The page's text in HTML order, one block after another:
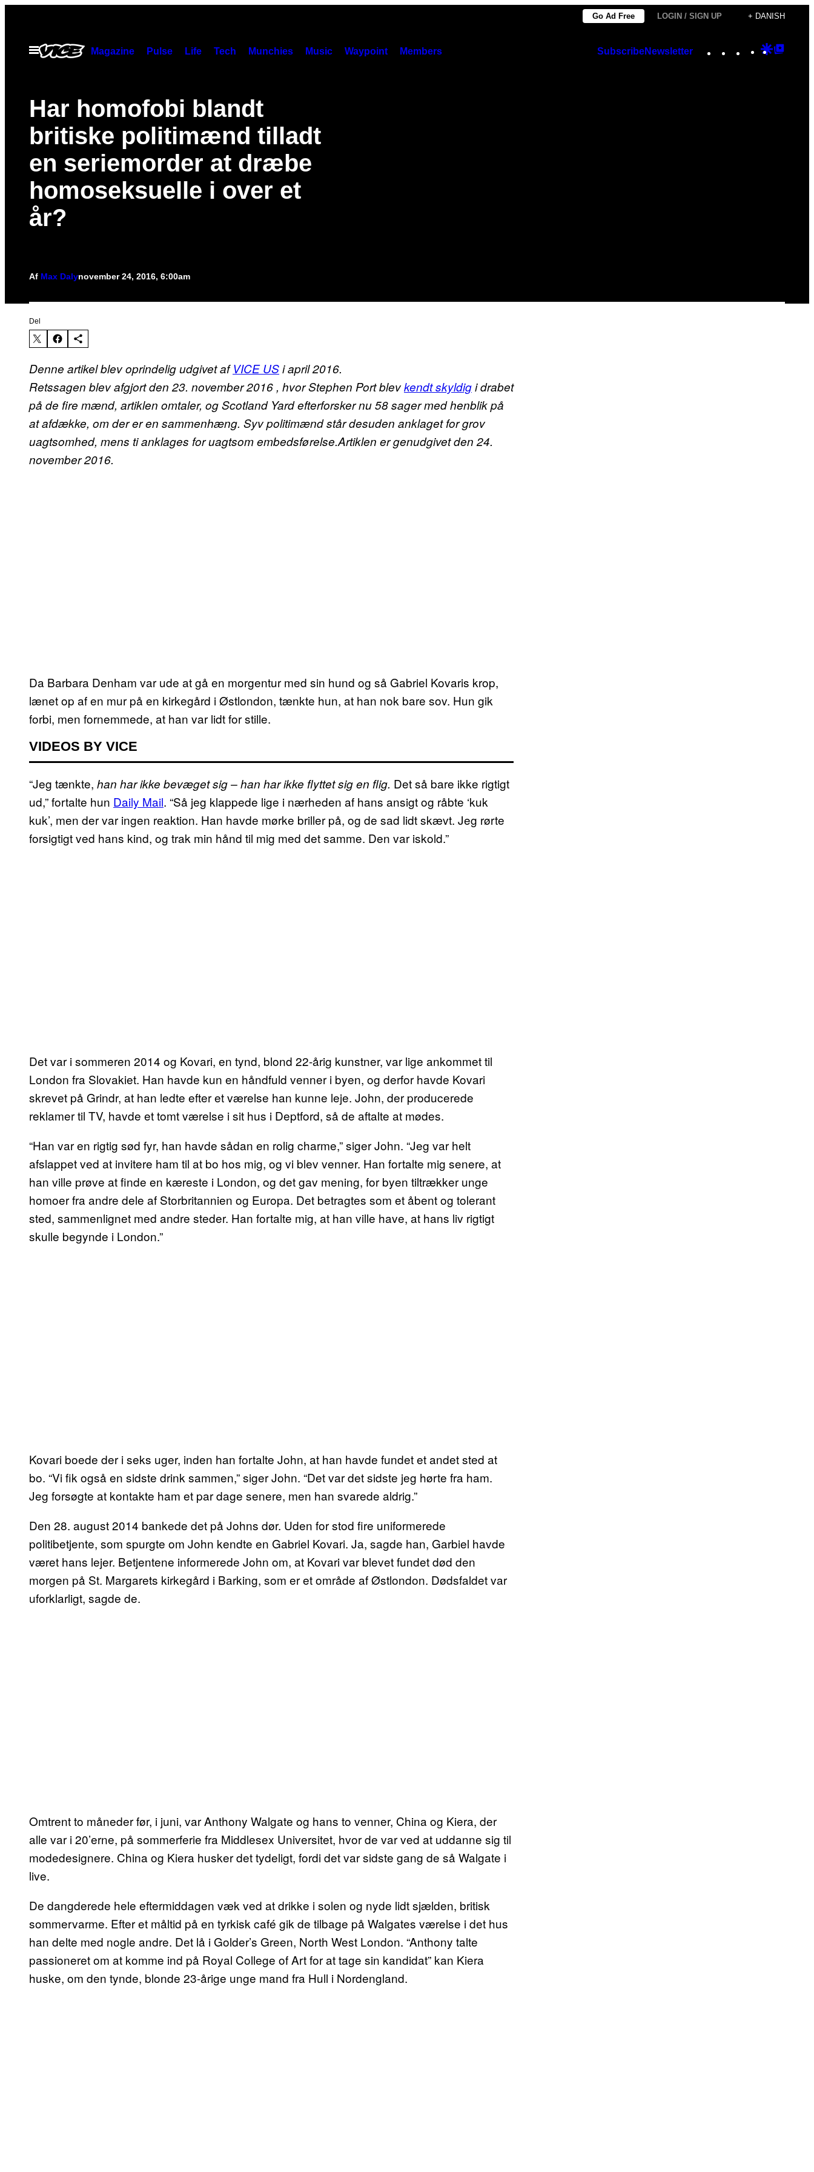
indhold
Go Ad Free LOGIN / SIGN UP + DANISH
Åbn
Menu
Magazine Pulse Life Tech Munchies Music Waypoint Members SubscribeNewsletter Instagram
TikTok
YouTube
Google
Har homofobi blandt
britiske politimænd tilladt
en seriemorder at dræbe
homoseksuelle i over et
år?
Af Max Dalynovember 24, 2016, 6:00am
Del
Denne artikel blev oprindelig udgivet afVICE USi april 2016.
Retssagen blev afgjort den 23. november 2016 , hvor Stephen Port blevkendt skyldigi drabet
på de fire mænd, artiklen omtaler, og Scotland Yard efterforsker nu 58 sager med henblik på
at afdække, om der er en sammenhæng. Syv politimænd står desuden anklaget for grov
uagtsomhed, mens ti anklages for uagtsom embedsførelse.Artiklen er genudgivet den 24.
november 2016.
Da Barbara Denham var ude at gå en morgentur med sin hund og så Gabriel Kovaris krop,
lænet op af en mur på en kirkegård i Østlondon, tænkte hun, at han nok bare sov. Hun gik
forbi, men fornemmede, at han var lidt for stille.
VIDEOS BY VICE
“Jeg tænkte, han har ikke bevæget sig – han har ikke flyttet sig en flig. Det så bare ikke rigtigt
ud,” fortalte hun Daily Mail. “Så jeg klappede lige i nærheden af hans ansigt og råbte ‘kuk
kuk’, men der var ingen reaktion. Han havde mørke briller på, og de sad lidt skævt. Jeg rørte
forsigtigt ved hans kind, og trak min hånd til mig med det samme. Den var iskold.”
Det var i sommeren 2014 og Kovari, en tynd, blond 22-årig kunstner, var lige ankommet til
London fra Slovakiet. Han havde kun en håndfuld venner i byen, og derfor havde Kovari
skrevet på Grindr, at han ledte efter et værelse han kunne leje. John, der producerede
reklamer til TV, havde et tomt værelse i sit hus i Deptford, så de aftalte at mødes.
“Han var en rigtig sød fyr, han havde sådan en rolig charme,” siger John. “Jeg var helt
afslappet ved at invitere ham til at bo hos mig, og vi blev venner. Han fortalte mig senere, at
han ville prøve at finde en kæreste i London, og det gav mening, for byen tiltrækker unge
homoer fra andre dele af Storbritannien og Europa. Det betragtes som et åbent og tolerant
sted, sammenlignet med andre steder. Han fortalte mig, at han ville have, at hans liv rigtigt
skulle begynde i London.”
Kovari boede der i seks uger, inden han fortalte John, at han havde fundet et andet sted at
bo. “Vi fik også en sidste drink sammen,” siger John. “Det var det sidste jeg hørte fra ham.
Jeg forsøgte at kontakte ham et par dage senere, men han svarede aldrig.”
Den 28. august 2014 bankede det på Johns dør. Uden for stod fire uniformerede
politibetjente, som spurgte om John kendte en Gabriel Kovari. Ja, sagde han, Garbiel havde
været hans lejer. Betjentene informerede John om, at Kovari var blevet fundet død den
morgen på St. Margarets kirkegård i Barking, som er et område af Østlondon. Dødsfaldet var
uforklarligt, sagde de.
Omtrent to måneder før, i juni, var Anthony Walgate og hans to venner, China og Kiera, der
alle var i 20’erne, på sommerferie fra Middlesex Universitet, hvor de var ved at uddanne sig til
modedesignere. China og Kiera husker det tydeligt, fordi det var sidste gang de så Walgate i
live.
De dangderede hele eftermiddagen væk ved at drikke i solen og nyde lidt sjælden, britisk
sommervarme. Efter et måltid på en tyrkisk café gik de tilbage på Walgates værelse i det hus
han delte med nogle andre. Det lå i Golder’s Green, North West London. “Anthony talte
passioneret om at komme ind på Royal College of Art for at tage sin kandidat” kan Kiera
huske, om den tynde, blonde 23-årige unge mand fra Hull i Nordengland.